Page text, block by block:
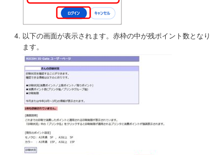
以下の画面が表示されます。赤枠の中が残ポイント数となり
ます。